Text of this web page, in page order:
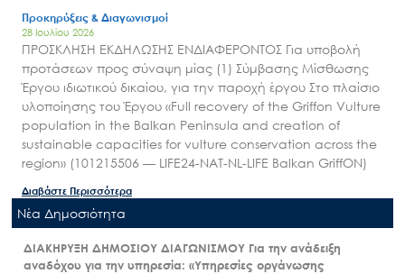
Προκηρύξεις & Διαγωνισμοί
28 Ιουλίου 2026
ΠΡΟΣΚΛΗΣΗ ΕΚΔΗΛΩΣΗΣ ΕΝΔΙΑΦΕΡΟΝΤΟΣ Για υποβολή
προτάσεων προς σύναψη μίας (1) Σύμβασης Μίσθωσης
Έργου ιδιωτικού δικαίου, για την παροχή έργου Στο πλαίσιο
υλοποίησης του Έργου «Full recovery of the Griffon Vulture
population in the Balkan Peninsula and creation of
sustainable capacities for vulture conservation across the
region» (101215506 — LIFE24-NAT-NL-LIFE Balkan GriffON)
Διαβάστε Περισσότερα
Nέα Δημοσιότητα
ΔΙΑΚΗΡΥΞΗ ΔΗΜΟΣΙΟΥ ΔΙΑΓΩΝΙΣΜΟΥ Για την ανάδειξη
αναδόχου για την υπηρεσία: «Υπηρεσίες οργάνωσης